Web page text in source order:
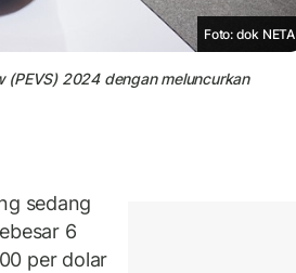
Foto: dok NETA
(PEVS) 2024 dengan meluncurkan
sedang
6
per dolar